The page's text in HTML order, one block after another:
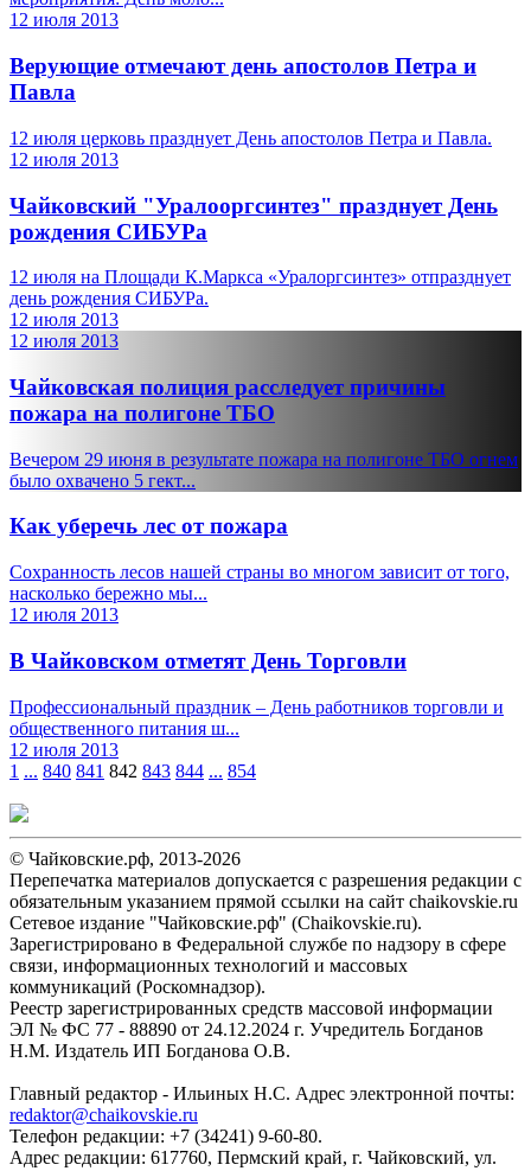
12 июля 2013
Верующие отмечают день апостолов Петра и
Павла
12 июля церковь празднует День апостолов Петра и Павла.
12 июля 2013
Чайковский "Уралооргсинтез" празднует День
рождения СИБУРа
12 июля на Площади К.Маркса «Уралоргсинтез» отпразднует
день рождения СИБУРа.
12 июля 2013
12 июля 2013
Чайковская полиция расследует причины
пожара на полигоне ТБО
Вечером 29 июня в результате пожара на полигоне ТБО огнем
было охвачено 5 гект...
Как уберечь лес от пожара
Сохранность лесов нашей страны во многом зависит от того,
насколько бережно мы...
12 июля 2013
В Чайковском отметят День Торговли
Профессиональный праздник – День работников торговли и
общественного питания ш...
12 июля 2013
1 ... 840 841 842 843 844 ... 854
© Чайковские.рф, 2013-2026
Перепечатка материалов допускается с разрешения редакции с
обязательным указанием прямой ссылки на сайт chaikovskie.ru
Сетевое издание "Чайковские.рф" (Chaikovskie.ru).
Зарегистрировано в Федеральной службе по надзору в сфере
связи, информационных технологий и массовых
коммуникаций (Роскомнадзор).
Реестр зарегистрированных средств массовой информации
ЭЛ № ФС 77 - 88890 от 24.12.2024 г. Учредитель Богданов
Н.М. Издатель ИП Богданова О.В.
Главный редактор - Ильиных Н.С. Адрес электронной почты:
redaktor@chaikovskie.ru
Телефон редакции: +7 (34241) 9-60-80.
Адрес редакции: 617760, Пермский край, г. Чайковский, ул.